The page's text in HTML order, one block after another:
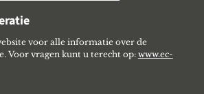
voor alle informatie over de
Voor vragen kunt u terecht op: www.ec-